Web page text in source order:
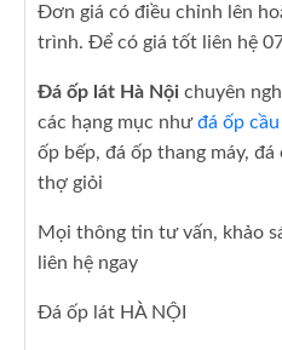
Đơn giá có điều chỉnh lên
trình. Để có giá tốt liên hệ
Đá ốp lát Hà Nội chuyên
các hạng mục nhưđá ốp
ốp bếp, đá ốp thang máy,
thợ giỏi
Mọi thông tin tư vấn, khảo
liên hệ ngay
Đá ốp lát HÀ NỘI